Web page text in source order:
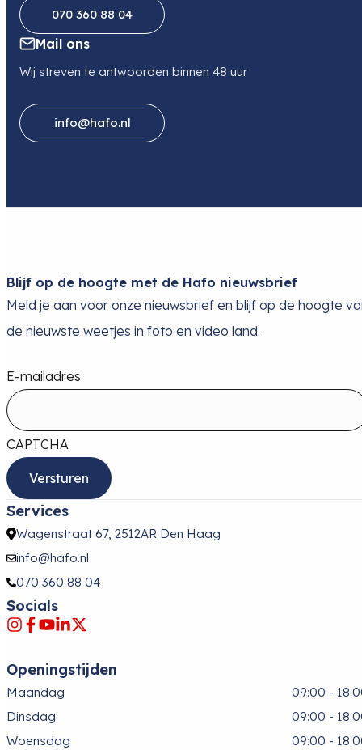
070 360 88 04
Mail ons
Wij streven te antwoorden binnen 48 uur
info@hafo.nl
Blijf op de hoogte met de Hafo nieuwsbrief
Meld je aan voor onze nieuwsbrief en blijf op de hoogte
de nieuwste weetjes in foto en video land.
E-mailadres
CAPTCHA
Services
Wagenstraat 67, 2512AR Den Haag
info@hafo.nl
070 360 88 04
Socials
Openingstijden
Maandag
09:00 -
Dinsdag
09:00 -
Woensdag
09:00 -